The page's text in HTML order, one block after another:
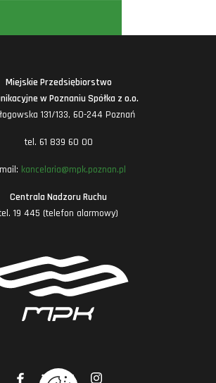
Miejskie Przedsiębiorstwo
w Poznaniu Spółka z o.o.
131/133, 60-244 Poznań
tel. 61 839 60 00
kancelaria@mpk.poznan.pl
Centrala Nadzoru Ruchu
19 445 (telefon alarmowy)